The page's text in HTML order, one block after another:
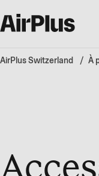
AirPlus Switzerland À